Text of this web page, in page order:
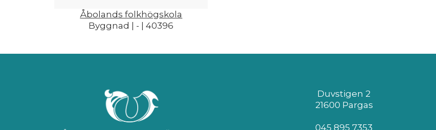
Åbolands folkhögskola
Byggnad | - | 40396
Duvstigen 2
21600 Pargas
045 895 7353